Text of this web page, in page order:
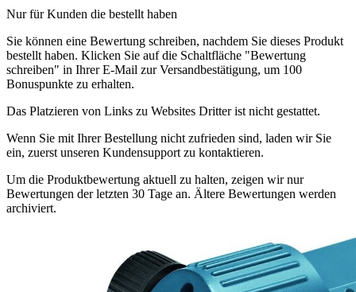
Nur für Kunden die bestellt haben
Sie können eine Bewertung schreiben, nachdem Sie dieses Produkt
bestellt haben. Klicken Sie auf die Schaltfläche "Bewertung
schreiben" in Ihrer E-Mail zur Versandbestätigung, um 100
Bonuspunkte zu erhalten.
Das Platzieren von Links zu Websites Dritter ist nicht gestattet.
Wenn Sie mit Ihrer Bestellung nicht zufrieden sind, laden wir Sie
ein, zuerst unseren Kundensupport zu kontaktieren.
Um die Produktbewertung aktuell zu halten, zeigen wir nur
Bewertungen der letzten 30 Tage an. Ältere Bewertungen werden
archiviert.